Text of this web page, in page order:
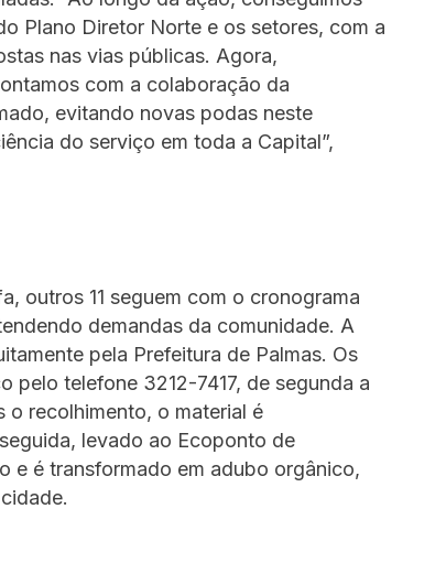
Plano Diretor Norte e os setores, com a
nas vias públicas. Agora,
com a colaboração da
evitando novas podas neste
do serviço em toda a Capital”,
outros 11 seguem com o cronograma
demandas da comunidade. A
pela Prefeitura de Palmas. Os
pelo telefone 3212-7417, de segunda a
o recolhimento, o material é
levado ao Ecoponto de
e é transformado em adubo orgânico,